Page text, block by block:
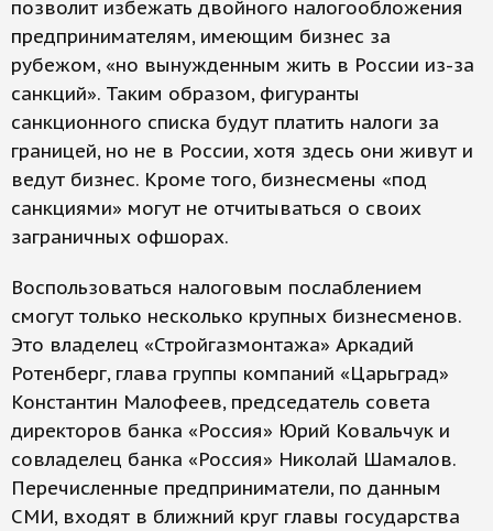
позволит избежать двойного налогообложения
предпринимателям, имеющим бизнес за
рубежом, «но вынужденным жить в России из-за
санкций». Таким образом, фигуранты
санкционного списка будут платить налоги за
границей, но не в России, хотя здесь они живут и
ведут бизнес. Кроме того, бизнесмены «под
санкциями» могут не отчитываться о своих
заграничных офшорах.
Воспользоваться налоговым послаблением
смогут только несколько крупных бизнесменов.
Это владелец «Стройгазмонтажа» Аркадий
Ротенберг, глава группы компаний «Царьград»
Константин Малофеев, председатель совета
директоров банка «Россия» Юрий Ковальчук и
совладелец банка «Россия» Николай Шамалов.
Перечисленные предприниматели, по данным
СМИ, входят в ближний круг главы государства